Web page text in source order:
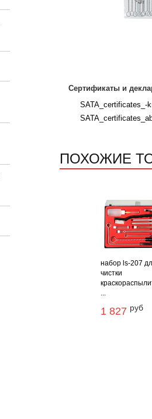
Сертификаты и
SATA_certificates_-
ПОХОЖИЕ
набор ls-207
чистки
...
1 827 руб